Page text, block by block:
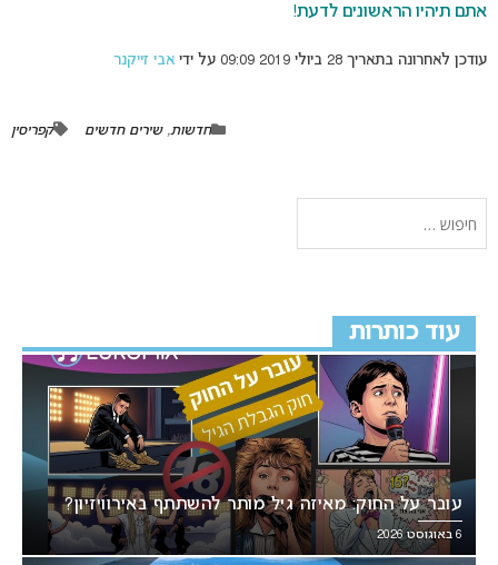
אתם תיהיו הראשונים לדעת!
עודכן לאחרונה בתאריך 28 ביולי 2019 09:09 על ידי אבי זייקנר
חדשות,שירים חדשים קפריסין
עוד כותרות
עובר על החוק: מאיזה גיל מותר להשתתף באירוויזיון?
6 באוגוסט 2026